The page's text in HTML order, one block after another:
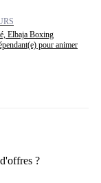
Elbaja Boxing
pour animer
?